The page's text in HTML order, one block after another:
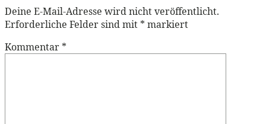
Deine E-Mail-Adresse wird nicht veröffentlicht.
Erforderliche Felder sind mit * markiert
Kommentar *